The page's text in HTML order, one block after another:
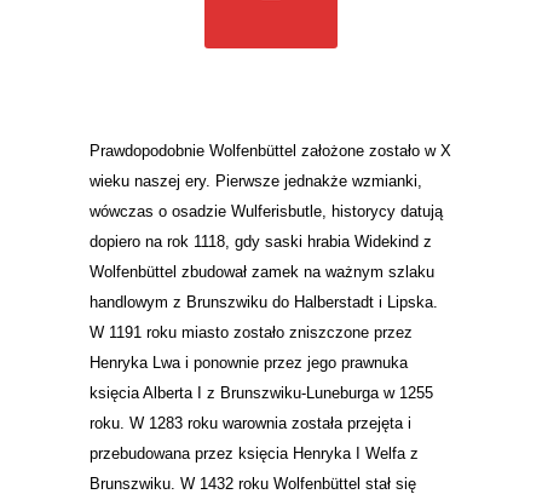
Prawdopodobnie Wolfenbüttel założone zostało w X
wieku naszej ery. Pierwsze jednakże wzmianki,
wówczas o osadzie Wulferisbutle, historycy datują
dopiero na rok 1118, gdy saski hrabia Widekind z
Wolfenbüttel zbudował zamek na ważnym szlaku
handlowym z Brunszwiku do Halberstadt i Lipska.
W 1191 roku miasto zostało zniszczone przez
Henryka Lwa i ponownie przez jego prawnuka
księcia Alberta I z Brunszwiku-Luneburga w 1255
roku. W 1283 roku warownia została przejęta i
przebudowana przez księcia Henryka I Welfa z
Brunszwiku. W 1432 roku Wolfenbüttel stał się